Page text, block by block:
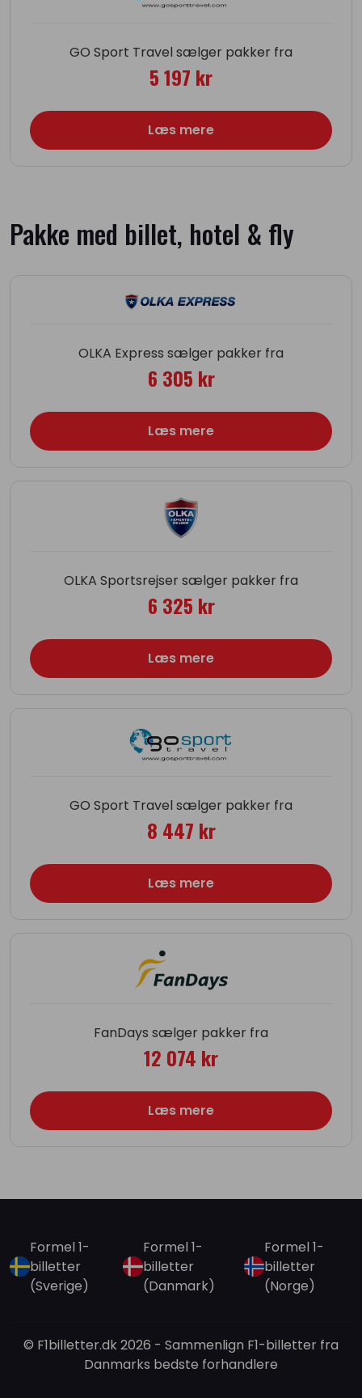
GO Sport Travel sælger pakker fra
5 197 kr
Læs mere
Pakke med billet, hotel & fly
OLKA Express sælger pakker fra
6 305 kr
Læs mere
OLKA Sportsrejser sælger pakker fra
6 325 kr
Læs mere
GO Sport Travel sælger pakker fra
8 447 kr
Læs mere
FanDays sælger pakker fra
12 074 kr
Læs mere
Formel 1-
billetter
(Sverige)
Formel 1-
billetter
(Danmark)
Formel 1-
billetter
(Norge)
© F1billetter.dk 2026 - Sammenlign F1-billetter fra
Danmarks bedste forhandlere